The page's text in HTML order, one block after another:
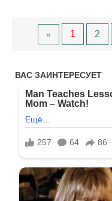
« 1 2